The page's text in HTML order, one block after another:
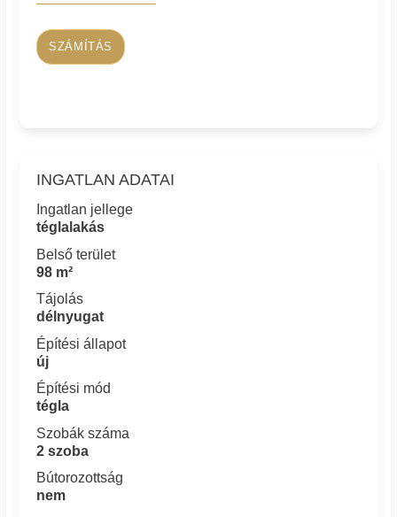
SZÁMÍTÁS
INGATLAN ADATAI
Ingatlan jellege
téglalakás
Belső terület
98 m²
Tájolás
délnyugat
Építési állapot
új
Építési mód
tégla
Szobák száma
2 szoba
Bútorozottság
nem